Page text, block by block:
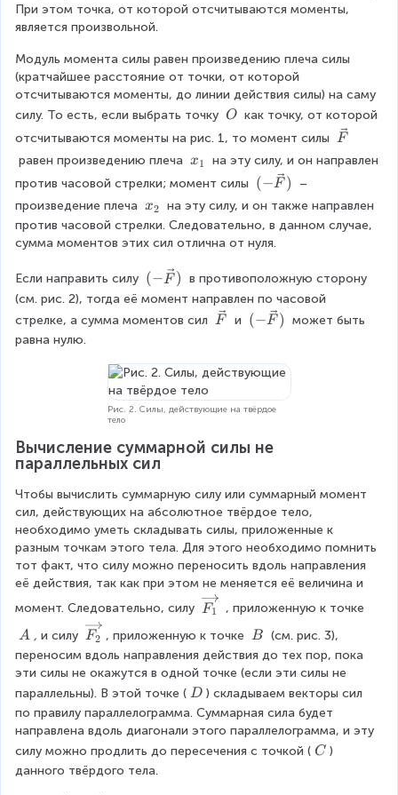
При этом точка, от которой отсчитываются моменты,
является произвольной.
Модуль момента силы равен произведению плеча силы
(кратчайшее расстояние от точки, от которой
отсчитываются моменты, до линии действия силы) на саму
силу. То есть, если выбрать точку \
\
O как точку, от которой
отсчитываются моменты на рис. 1, то момент силы
\
v
e
{
F
F
равен произведению плеча x
_
x1
на эту силу, и он направлен
против часовой стрелки; момент силы (
-
v
e
F
}
(−F )
–
произведение плеча x
_
2
x2
на эту силу, и он также направлен
против часовой стрелки. Следовательно, в данном случае,
сумма моментов этих сил отлична от нуля.
Если направить силу (
-
c
{
F
(−F ) в противоположную сторону
(см. рис. 2), тогда её момент направлен по часовой
стрелке, а сумма моментов сил
\
c
F
F и (
v
c
F
(−F ) может быть
равна нулю.
Рис. 2. Силы, действующие на твёрдое
тело
Вычисление суммарной силы не
параллельных сил
Чтобы вычислить суммарную силу или суммарный момент
сил, действующих на абсолютное твёрдое тело,
необходимо уметь складывать силы, приложенные к
разным точкам этого тела. Для этого необходимо помнить
тот факт, что силу можно переносить вдоль направления
её действия, так как при этом не меняется её величина и
момент. Следовательно, силу \
v
e
r
ri
g
h
t
F1 , приложенную к точке
\
\
A
A , и силу \
v
r
ri
g
h
t
F2 , приложенную к точке \
\
B
B (см. рис. 3),
переносим вдоль направления действия до тех пор, пока
эти силы не окажутся в одной точке (если эти силы не
параллельны). В этой точке ( \
\
D
D ) складываем векторы сил
по правилу параллелограмма. Суммарная сила будет
направлена вдоль диагонали этого параллелограмма, и эту
силу можно продлить до пересечения с точкой ( \
C )
данного твёрдого тела.